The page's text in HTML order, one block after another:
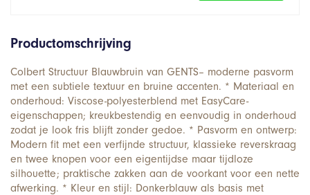
Productomschrijving
Colbert Structuur Blauwbruin van GENTS– moderne pasvorm
met een subtiele textuur en bruine accenten. * Materiaal en
onderhoud: Viscose-polyesterblend met EasyCare-
eigenschappen; kreukbestendig en eenvoudig in onderhoud
zodat je look fris blijft zonder gedoe. * Pasvorm en ontwerp:
Modern fit met een verfijnde structuur, klassieke reverskraag
en twee knopen voor een eigentijdse maar tijdloze
silhouette; praktische zakken aan de voorkant voor een nette
afwerking. * Kleur en stijl: Donkerblauw als basis met